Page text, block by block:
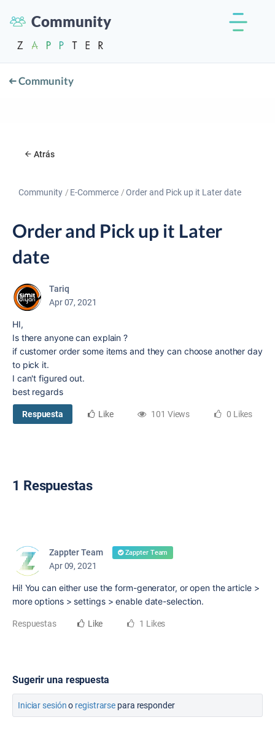
Community
Community
Atrás
Community E-Commerce Order and Pick up it Later date
Order and Pick up it Later
date
Tariq
Apr 07, 2021
HI,
Is there anyone can explain ?
if customer order some items and they can choose another day
to pick it.
I can't figured out.
best regards
Respuesta Like 101 Views 0 Likes
1 Respuestas
Zappter Team Zappter Team
Apr 09, 2021
Hi! You can either use the form-generator, or open the article >
more options > settings > enable date-selection.
Respuestas Like 1 Likes
Sugerir una respuesta
Iniciar sesióno registrarse para responder